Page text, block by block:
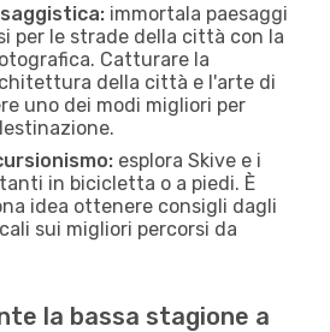
immortala paesaggi
per le strade della città con la
Catturare la
della città e l'arte di
uno dei modi migliori per
esplora Skive e i
in bicicletta o a piedi. È
idea ottenere consigli dagli
sui migliori percorsi da
la bassa stagione a